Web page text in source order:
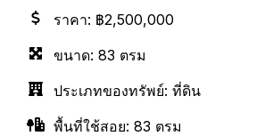
ราคา: ฿2,500,000
ขนาด: 83 ตรม
ประเภทของทรัพย์: ที่ดิน
พื้นที่ใช้สอย: 83 ตรม